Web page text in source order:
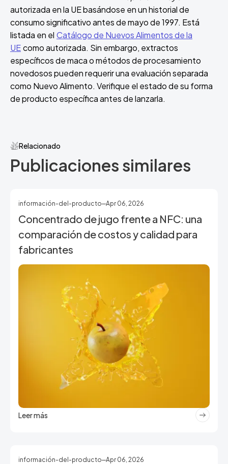
autorizada en la UE basándose en un historial de
consumo significativo antes de mayo de 1997. Está
listada en el Catálogo de Nuevos Alimentos de la
UEcomo autorizada. Sin embargo, extractos
específicos de maca o métodos de procesamiento
novedosos pueden requerir una evaluación separada
como Nuevo Alimento. Verifique el estado de su forma
de producto específica antes de lanzarla.
Relacionado
Publicaciones similares
información-del-producto Apr 06, 2026
Concentrado de jugo frente a NFC: una
comparación de costos y calidad para
fabricantes
Leer más
información-del-producto Apr 06, 2026